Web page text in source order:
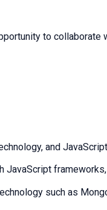
to
and
JavaScript
such as